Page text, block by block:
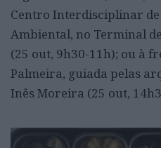
Centro Interdisciplinar
Ambiental, no Terminal
(25 out, 9h30-11h); ou à
Palmeira, guiada pelas
Inês Moreira (25 out,